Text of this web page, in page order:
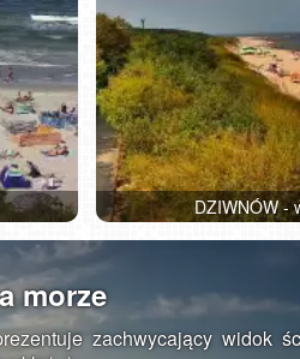
DZIWNÓW -
morze
zachwycający widok